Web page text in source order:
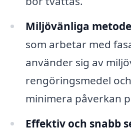
Miljövänliga
som arbetar med
använder sig av
rengöringsmedel
minimera påverkan
Effektiv och snabb